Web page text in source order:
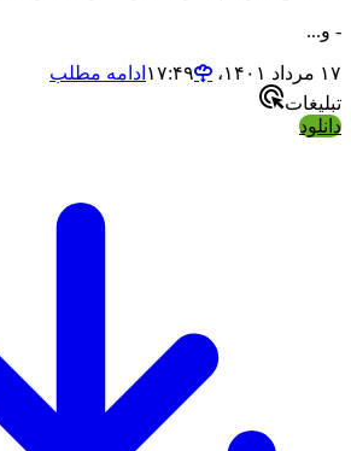
ادامه مطلب